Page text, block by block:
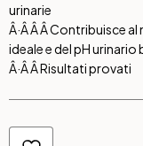
urinarie
Â·Â Â Â Contribuisce
ideale e del pH urinario
Â·Â Â Risultati provati